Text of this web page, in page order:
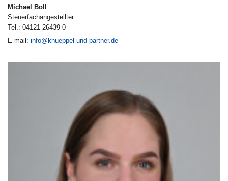
Michael Boll
Steuerfachangestellter
Tel.: 04121 26439-0
E-mail: info@knueppel-und-partner.de